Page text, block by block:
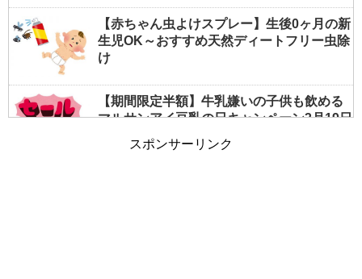
【赤ちゃん虫よけスプレー】生後0ヶ月の新
生児OK～おすすめ天然ディートフリー虫除
け
【期間限定半額】牛乳嫌いの子供も飲める
マルサンアイ豆乳の日キャンペーン3月19日
スポンサーリンク